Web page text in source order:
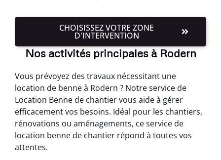
CHOISISSEZ VOTRE ZONE
D'INTERVENTION
Nos activités principales à Rodern
Vous prévoyez des travaux nécessitant une
location de benne à Rodern ? Notre service de
Location Benne de chantier vous aide à gérer
efficacement vos besoins. Idéal pour les chantiers,
rénovations ou aménagements, ce service de
location benne de chantier répond à toutes vos
attentes.